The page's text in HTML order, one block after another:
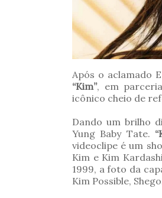
Após o aclamado
“Kim”, em
icônico cheio de
Dando um brilho
Yung Baby Tate.
videoclipe é um
Kim e Kim
1999, a foto da
Kim Possible,